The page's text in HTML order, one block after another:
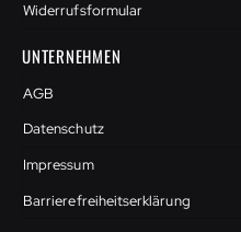
Widerrufsformular
UNTERNEHMEN
AGB
Datenschutz
Impressum
Barrierefreiheitserklärung